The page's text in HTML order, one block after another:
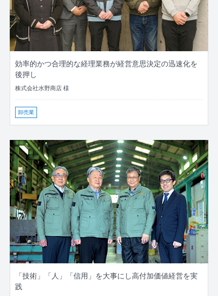
効率的かつ合理的な経理業務が経営意思決定の迅速化を
後押し
株式会社水野商店 様
卸売業
「技術」「人」「信用」を大事にし高付加価値経営を実
践